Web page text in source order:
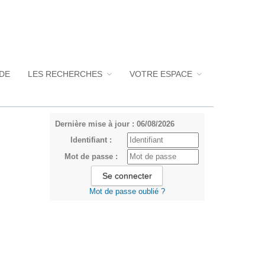
LES RECHERCHES VOTRE ESPACE
Dernière mise à jour : 06/08/2026
Identifiant :
Mot de passe :
Mot de passe oublié ?